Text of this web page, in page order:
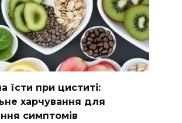
їсти при циститі:
харчування для
симптомів